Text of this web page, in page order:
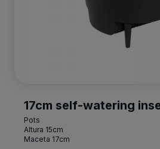
17cm self-watering
Pots
Altura 15cm
Maceta 17cm